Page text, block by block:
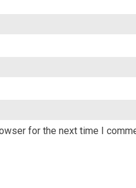
for the next time I